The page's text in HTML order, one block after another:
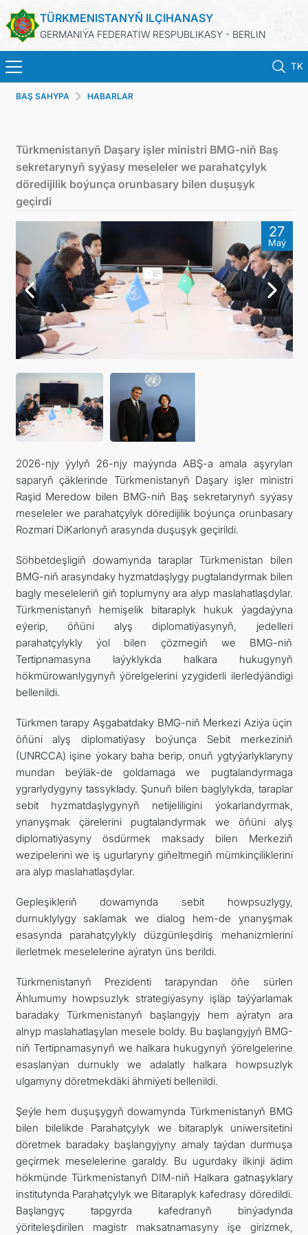
TÜRKMENISTANYŇ ILÇIHANASY
GERMANIÝA FEDERATIW RESPUBLIKASY - BERLIN
TK
BAŞ SAHYPA
TÜRKMENISTANYŇ DIM
KONSULLYK BÖLÜMI
TÜRKMENISTANDA MAÝA GOÝUMLAR
ARAGATNAŞYK
BAŞ SAHYPA HABARLAR
Türkmenistanyň Daşary işler ministri BMG-niň Baş
sekretarynyň syýasy meseleler we parahatçylyk
döredijilik boýunça orunbasary bilen duşuşyk
geçirdi
27
Maý
2026-njy ýylyň 26-njy maýynda ABŞ-a amala aşyrylan
saparyň çäklerinde Türkmenistanyň Daşary işler ministri
Raşid Meredow bilen BMG-niň Baş sekretarynyň syýasy
meseleler we parahatçylyk döredijilik boýunça orunbasary
Rozmari DiKarlonyň arasynda duşuşyk geçirildi.
Söhbetdeşligiň dowamynda taraplar Türkmenistan bilen
BMG-niň arasyndaky hyzmatdaşlygy pugtalandyrmak bilen
bagly meseleleriň giň toplumyny ara alyp maslahatlaşdylar.
Türkmenistanyň hemişelik bitaraplyk hukuk ýagdaýyna
eýerip, öňüni alyş diplomatiýasynyň, jedelleri
parahatçylykly ýol bilen çözmegiň we BMG-niň
Tertipnamasyna laýyklykda halkara hukugynyň
hökmürowanlygynyň ýörelgelerini yzygiderli ilerledýändigi
bellenildi.
Türkmen tarapy Aşgabatdaky BMG-niň Merkezi Aziýa üçin
öňüni alyş diplomatiýasy boýunça Sebit merkeziniň
(UNRCCA) işine ýokary baha berip, onuň ygtyýarlyklaryny
mundan beýläk-de goldamaga we pugtalandyrmaga
ygrarlydygyny tassyklady. Şunuň bilen baglylykda, taraplar
sebit hyzmatdaşlygynyň netijeliligini ýokarlandyrmak,
ynanyşmak çärelerini pugtalandyrmak we öňüni alyş
diplomatiýasyny ösdürmek maksady bilen Merkeziň
wezipelerini we iş ugurlaryny giňeltmegiň mümkinçiliklerini
ara alyp maslahatlaşdylar.
Gepleşikleriň dowamynda sebit howpsuzlygy,
durnuklylygy saklamak we dialog hem-de ynanyşmak
esasynda parahatçylykly düzgünleşdiriş mehanizmlerini
ilerletmek meselelerine aýratyn üns berildi.
Türkmenistanyň Prezidenti tarapyndan öňe sürlen
Ählumumy howpsuzlyk strategiýasyny işläp taýýarlamak
baradaky Türkmenistanyň başlangyjy hem aýratyn ara
alnyp maslahatlaşylan mesele boldy. Bu başlangyjyň BMG-
niň Tertipnamasynyň we halkara hukugynyň ýörelgelerine
esaslanýan durnukly we adalatly halkara howpsuzlyk
ulgamyny döretmekdäki ähmiýeti bellenildi.
Şeýle hem duşuşygyň dowamynda Türkmenistanyň BMG
bilen bilelikde Parahatçylyk we bitaraplyk uniwersitetini
döretmek baradaky başlangyjyny amaly taýdan durmuşa
geçirmek meselelerine garaldy. Bu ugurdaky ilkinji ädim
hökmünde Türkmenistanyň DIM-niň Halkara gatnaşyklary
institutynda Parahatçylyk we Bitaraplyk kafedrasy döredildi.
Başlangyç tapgyrda kafedranyň binýadynda
ýöriteleşdirilen magistr maksatnamasyny işe girizmek,